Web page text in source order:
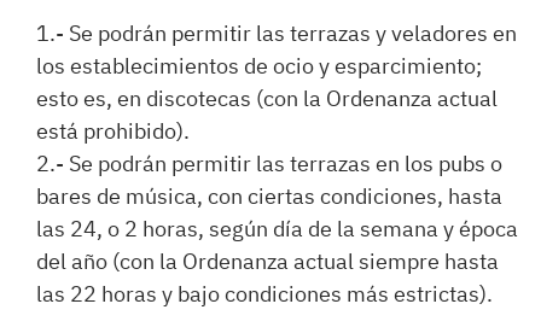
1.- Se podrán permitir las terrazas y veladores en
los establecimientos de ocio y esparcimiento;
esto es, en discotecas (con la Ordenanza actual
está prohibido).
2.- Se podrán permitir las terrazas en los pubs o
bares de música, con ciertas condiciones, hasta
las 24, o 2 horas, según día de la semana y época
del año (con la Ordenanza actual siempre hasta
las 22 horas y bajo condiciones más estrictas).